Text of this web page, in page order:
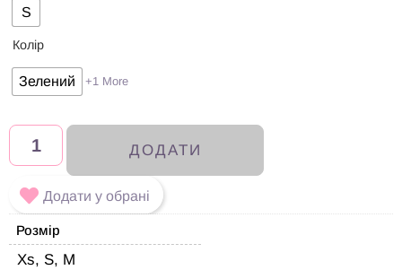
S
Колір
Зелений +1 More
ДОДАТИ
Додати у обрані
Розмір
Xs, S, M